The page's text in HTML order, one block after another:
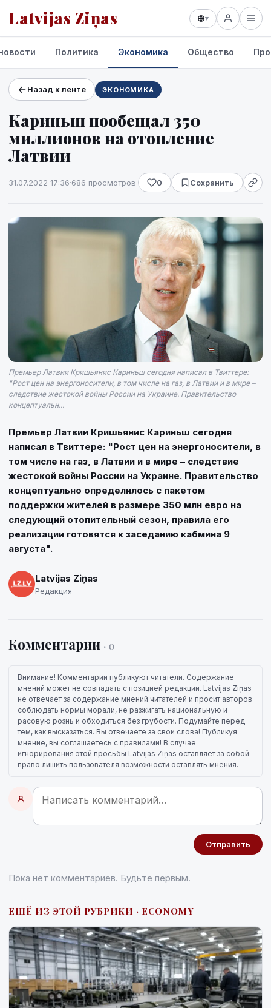
Latvijas Ziņas ▾
Проекты и сервисы
Прогноз погоды
Политика Экономика Общество
Назад к ленте ЭКОНОМИКА
Кариньш пообещал 350
миллионов на отопление
Латвии
31.07.2022 17:36·686 просмотров 0 Сохранить
Премьер Латвии Кришьянис Кариньш сегодня написал в Твиттере:
"Рост цен на энергоносители, в том числе на газ, в Латвии и в мире –
следствие жестокой войны России на Украине. Правительство
концептуальн...
Премьер Латвии Кришьянис Кариньш сегодня
написал в Твиттере: "Рост цен на энергоносители, в
том числе на газ, в Латвии и в мире – следствие
жестокой войны России на Украине. Правительство
концептуально определилось с пакетом
поддержки жителей в размере 350 млн евро на
следующий отопительный сезон, правила его
реализации готовятся к заседанию кабмина 9
августа".
Latvijas Ziņas
Редакция
Комментарии · 0
Внимание! Комментарии публикуют читатели. Содержание
мнений может не совпадать с позицией редакции. Latvijas Ziņas
не отвечает за содержание мнений читателей и просит авторов
соблюдать нормы морали, не разжигать национальную и
расовую рознь и обходиться без грубости. Подумайте перед
тем, как высказаться. Вы отвечаете за свои слова! Публикуя
мнение, вы соглашаетесь с правилами! В случае
игнорирования этой просьбы Latvijas Ziņas оставляет за собой
право лишить пользователя возможности оставлять мнения.
Отправить
Пока нет комментариев. Будьте первым.
ЕЩЁ ИЗ ЭТОЙ РУБРИКИ · ECONOMY